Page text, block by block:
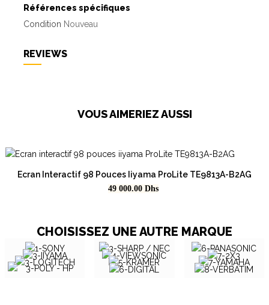
Références spécifiques
Condition Nouveau
REVIEWS
VOUS AIMERIEZ AUSSI
Ecran Interactif 98 Pouces Iiyama ProLite TE9813A-B2AG
Prix
49 000.00 Dhs
CHOISISSEZ UNE AUTRE MARQUE